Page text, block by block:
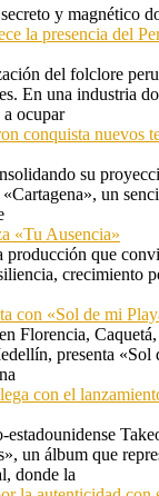
y magnético
la presencia del
del folclore
En una industria
ocupar
conquista nuevos
su
un
«Tu Ausencia»
producción que
crecimiento
con «Sol de mi
Florencia,
presenta «Sol
con el
un álbum que
donde la